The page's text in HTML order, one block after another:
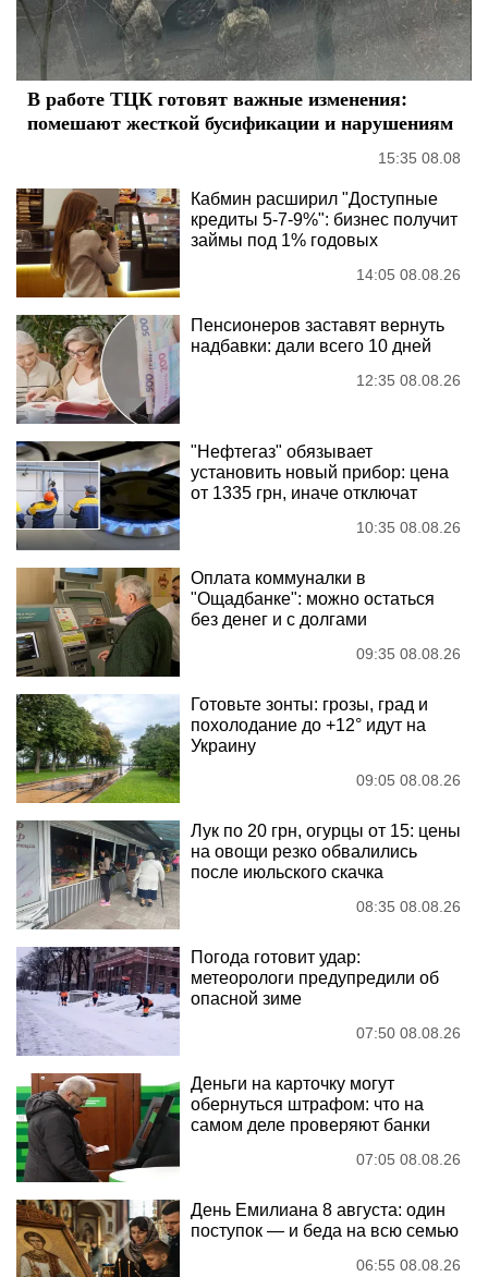
В работе ТЦК готовят важные изменения:
помешают жесткой бусификации и нарушениям
15:35 08.08
Кабмин расширил "Доступные
кредиты 5-7-9%": бизнес получит
займы под 1% годовых
14:05 08.08.26
Пенсионеров заставят вернуть
надбавки: дали всего 10 дней
12:35 08.08.26
"Нефтегаз" обязывает
установить новый прибор: цена
от 1335 грн, иначе отключат
10:35 08.08.26
Оплата коммуналки в
"Ощадбанке": можно остаться
без денег и с долгами
09:35 08.08.26
Готовьте зонты: грозы, град и
похолодание до +12° идут на
Украину
09:05 08.08.26
Лук по 20 грн, огурцы от 15: цены
на овощи резко обвалились
после июльского скачка
08:35 08.08.26
Погода готовит удар:
метеорологи предупредили об
опасной зиме
07:50 08.08.26
Деньги на карточку могут
обернуться штрафом: что на
самом деле проверяют банки
07:05 08.08.26
День Емилиана 8 августа: один
поступок — и беда на всю семью
06:55 08.08.26